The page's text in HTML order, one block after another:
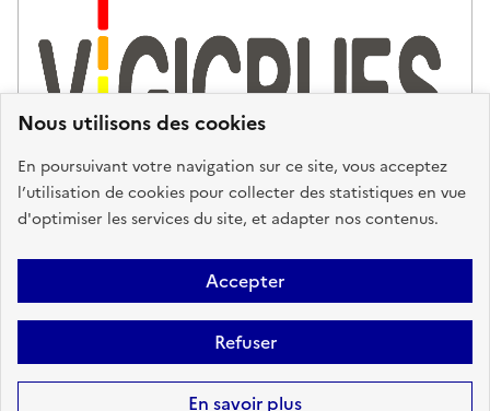
Nous utilisons des cookies
En poursuivant votre navigation sur ce site, vous acceptez
l’utilisation de cookies pour collecter des statistiques en vue
d'optimiser les services du site, et adapter nos contenus.
Accepter
Refuser
En savoir plus
Plan du site Accessibilité : partiellement conforme
Mentions
Légales
Données personnelles Gestion des cookies
FAQ
Sauf mention contraire, tous les contenus de ce site sont sous